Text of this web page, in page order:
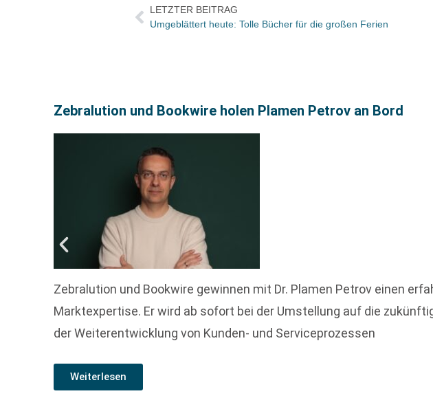
LETZTER BEITRAG
Umgeblättert heute: Tolle Bücher für die großen Ferien
Zebralution und Bookwire holen Plamen Petrov an Bord
Zebralution und Bookwire gewinnen mit Dr. Plamen Petrov einen
Marktexpertise. Er wird ab sofort bei der Umstellung auf die
der Weiterentwicklung von Kunden- und Serviceprozessen
Weiterlesen